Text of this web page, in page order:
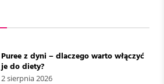
Puree z dyni – dlaczego warto włączyć
je do diety?
2 sierpnia 2026